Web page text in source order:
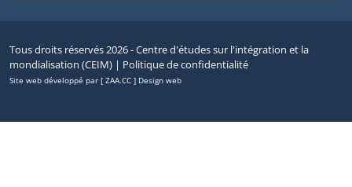
Tous droits réservés 2026 - Centre d'études sur l'intégration et la
mondialisation (CEIM) | Politique de confidentialité
Site web développé par [ ZAA.CC ] Design web